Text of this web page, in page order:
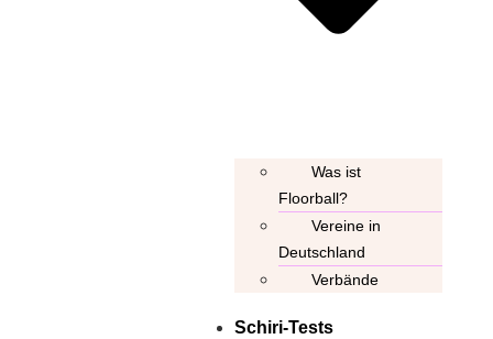
Was ist
Floorball?
Vereine in
Deutschland
Verbände
Schiri-Tests